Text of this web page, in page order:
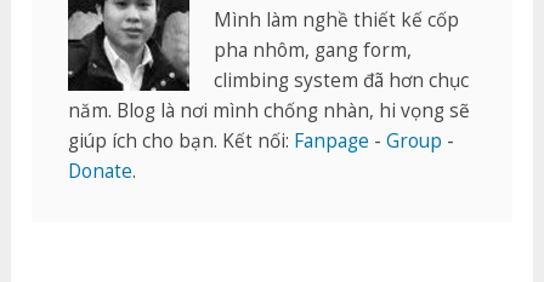
Mình làm nghề thiết kế cốp
pha nhôm, gang form,
climbing system đã hơn chục
năm. Blog là nơi mình chống nhàn, hi vọng sẽ
giúp ích cho bạn. Kết nối: Fanpage -Group -
Donate.